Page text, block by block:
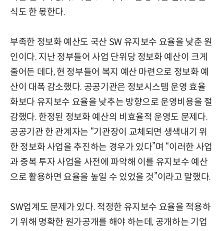
식도 한 몫한다.
부족한 정보화 예산도 국산 SW 유지보수 요율을 낮춘 원
인이다. 지난 정부들어 사업 단위당 정보화 예산이 크게
줄어든 데다, 현 정부들어 복지 예산 마련으로 정보화 예
산이 대폭 감소했다. 공공기관은 정보시스템 운영 효율
화보다 유지보수 요율을 낮추는 방향으로 운영비용을 절
감했다. 한정된 정보화 예산의 비효율적 운영도 문제다.
공공기관 한 관계자는 “기관장이 교체되면 생색내기 위
한 정보화 사업을 추진하는 경우가 있다”며 “이러한 사업
과 중복 투자 사업을 사전에 파악해 이를 유지보수 예산
으로 활용하면 요율을 높일 수 있었을 것”이라고 말했다.
SW업계도 문제가 있다. 적정한 유지보수 요율을 적용하
기 위해 명확한 원가공개를 해야 하는데, 공개하는 기업